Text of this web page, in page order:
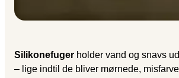
Silikonefuger holder vand og snavs
– lige indtil de bliver mørnede,